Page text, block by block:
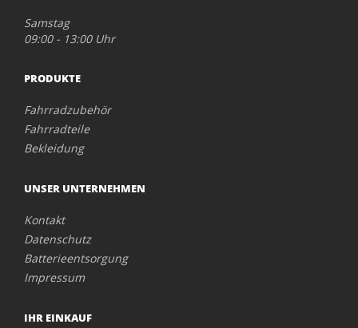
Samstag
09:00 - 13:00 Uhr
PRODUKTE
Fahrradzubehör
Fahrradteile
Bekleidung
UNSER UNTERNEHMEN
Kontakt
Datenschutz
Batterieentsorgung
Impressum
IHR EINKAUF